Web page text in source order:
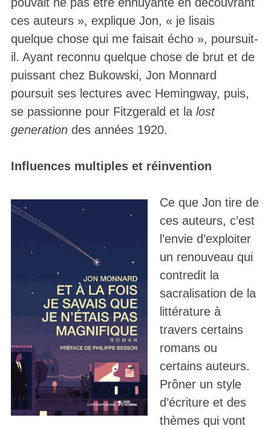
ces auteurs », explique Jon, « je lisais
quelque chose qui me faisait écho », poursuit-
il. Ayant reconnu quelque chose de brut et de
puissant chez Bukowski, Jon Monnard
poursuit ses lectures avec Hemingway, puis,
se passionne pour Fitzgerald et la lost
generationdes années 1920.
Influences multiples et réinvention
Ce que Jon tire de
ces auteurs, c’est
l’envie d’exploiter
un renouveau qui
contredit la
sacralisation de la
littérature à
travers certains
romans ou
certains auteurs.
Prôner un style
d’écriture et des
thèmes qui vont